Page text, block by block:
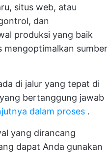
situs web, atau
dan
produksi yang baik
mengoptimalkan sumber
di jalur yang tepat di
bertanggung jawab
dalam proses .
yang dirancang
dapat Anda gunakan